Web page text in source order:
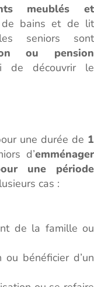
meublés et
de bains et de lit
seniors sont
ou pension
de découvrir le
une durée de 1
d’emménager
une période
cas :
de la famille ou
bénéficier d’un